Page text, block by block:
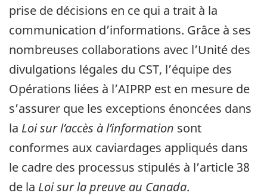
prise de décisions en ce qui a trait à la
communication d’informations. Grâce à ses
nombreuses collaborations avec l’Unité des
divulgations légales du CST, l’équipe des
Opérations liées à l’AIPRP est en mesure de
s’assurer que les exceptions énoncées dans
la Loi sur l’accès à l’information sont
conformes aux caviardages appliqués dans
le cadre des processus stipulés à l’article 38
de la Loi sur la preuve au Canada.